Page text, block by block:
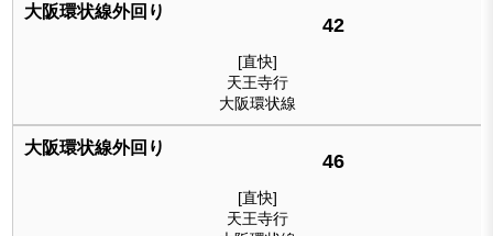
42
[直快]
天王寺行
大阪環状線
46
[直快]
天王寺行